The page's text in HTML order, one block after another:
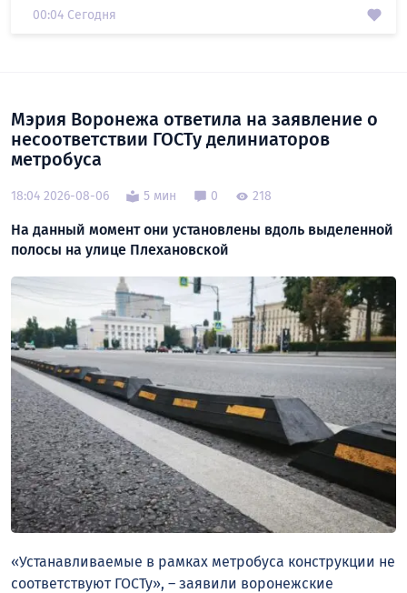
00:04 Сегодня
Мэрия Воронежа ответила на заявление о
несоответствии ГОСТу делиниаторов
метробуса
18:04 2026-08-06 5 мин 0 218
На данный момент они установлены вдоль выделенной
полосы на улице Плехановской
«Устанавливаемые в рамках метробуса конструкции не
соответствуют ГОСТу», – заявили воронежские